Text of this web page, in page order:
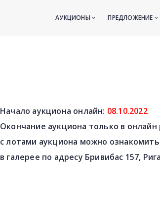
АУКЦИОНЫ ПРЕДЛОЖЕНИЕ
Начало аукциона онлайн: 08.10.2022
Окончание аукциона только в
с лотами аукциона можно
в галерее по адресу Бривибас 157, Рига